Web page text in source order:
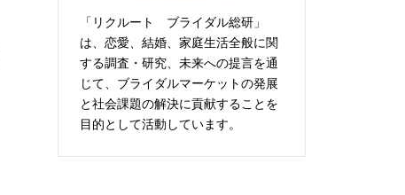
「リクルート ブライダル総研」
は、恋愛、結婚、家庭生活全般に関
する調査・研究、未来への提言を通
じて、ブライダルマーケットの発展
と社会課題の解決に貢献することを
目的として活動しています。